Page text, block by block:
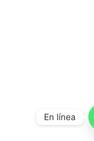
En línea